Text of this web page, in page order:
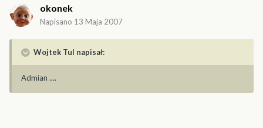
okonek
Napisano 13 Maja 2007
Wojtek Tul napisał:
Admian ....